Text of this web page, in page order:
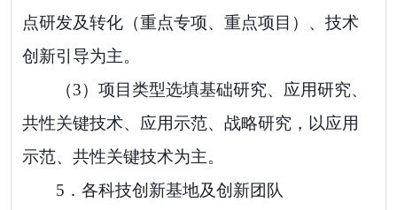
点研发及转化（重点专项、重点项目）、技术
创新引导为主。
（3）项目类型选填基础研究、 应用研究、
共性关键技术、应用示范、战略研究， 以应用
示范、共性关键技术为主。
5． 各科技创新基地及创新团队